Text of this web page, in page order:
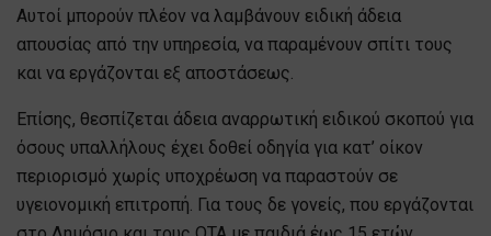
Αυτοί μπορούν πλέον να λαμβάνουν ειδική άδεια
απουσίας από την υπηρεσία, να παραμένουν σπίτι τους
και να εργάζονται εξ αποστάσεως.
Επίσης, θεσπίζεται άδεια αναρρωτική ειδικού σκοπού για
όσους υπαλλήλους έχει δοθεί οδηγία για κατ’ οίκον
περιορισμό χωρίς υποχρέωση να παραστούν σε
υγειονομική επιτροπή. Για τους δε γονείς, που εργάζονται